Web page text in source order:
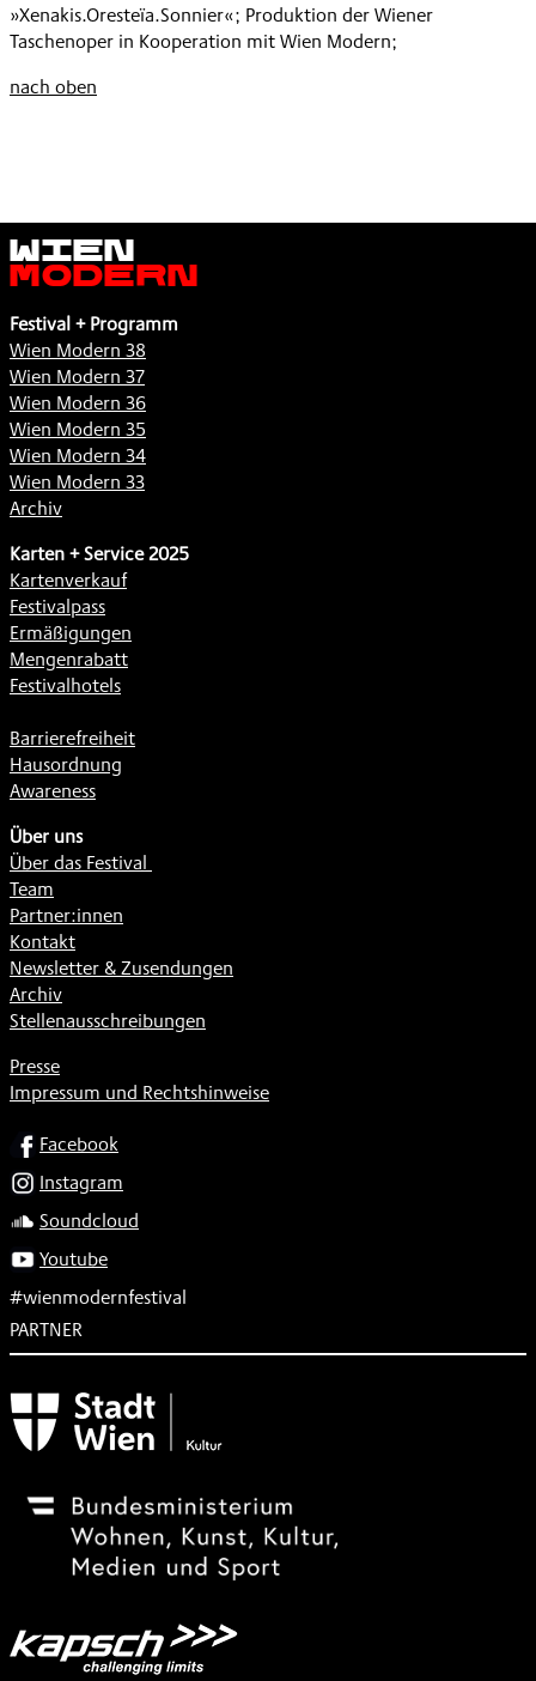
»Xenakis.Oresteïa.Sonnier«; Produktion der Wiener
Taschenoper in Kooperation mit Wien Modern;
nach oben
Wien
Modern
Festival + Programm
Wien Modern 38
Wien Modern 37
Wien Modern 36
Wien Modern 35
Wien Modern 34
Wien Modern 33
Archiv
Karten + Service 2025
Kartenverkauf
Festivalpass
Ermäßigungen
Mengenrabatt
Festivalhotels
Barrierefreiheit
Hausordnung
Awareness
Über uns
Über das Festival
Team
Partner:innen
Kontakt
Newsletter & Zusendungen
Archiv
Stellenausschreibungen
Presse
Impressum und Rechtshinweise
SOCIALFacebook
Instagram
Soundcloud
Youtube
#wienmodernfestival
PARTNER
Subventionsgeber